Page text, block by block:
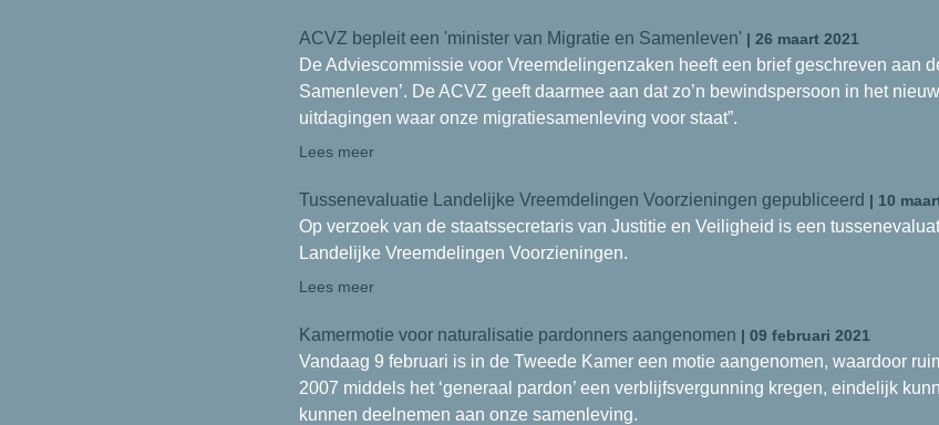
ACVZ bepleit een 'minister van Migratie en Samenleven' | 26 maart 2021
De Adviescommissie voor Vreemdelingenzaken heeft een brief geschreven aan
Samenleven’. De ACVZ geeft daarmee aan dat zo’n bewindspersoon in het
uitdagingen waar onze migratiesamenleving voor staat”.
Lees meer
Tussenevaluatie Landelijke Vreemdelingen Voorzieningen gepubliceerd | 10
Op verzoek van de staatssecretaris van Justitie en Veiligheid is een
Landelijke Vreemdelingen Voorzieningen.
Lees meer
Kamermotie voor naturalisatie pardonners aangenomen | 09 februari 2021
Vandaag 9 februari is in de Tweede Kamer een motie aangenomen, waardoor
2007 middels het ‘generaal pardon’ een verblijfsvergunning kregen, eindelijk
kunnen deelnemen aan onze samenleving.